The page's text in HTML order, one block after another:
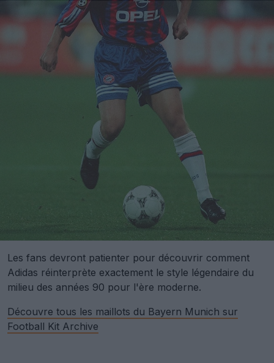
Les fans devront patienter pour découvrir comment
Adidas réinterprète exactement le style légendaire du
milieu des années 90 pour l'ère moderne.
Découvre tous les maillots du Bayern Munich sur
Football Kit Archive